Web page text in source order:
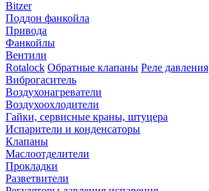
Bitzer
Поддон фанкойла
Привода
Фанкойлы
Вентили
Rotalock Обратные клапаны Реле давления
Виброгаситель
Воздухонагреватели
Воздухоохлодители
Гайки, сервисные краны, штуцера
Испарители и конденсаторы
Клапаны
Маслоотделители
Прокладки
Разветвители